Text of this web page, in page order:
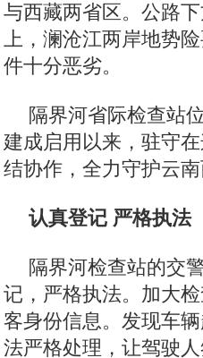
与西藏两省区。公路
上，澜沧江两岸地势
件十分恶劣。
隔界河省际检查站
建成启用以来，驻守
结协作，全力守护云
认真登记 严格执法
隔界河检查站的交
记，严格执法。加大
客身份信息。发现车
法严格处理，让驾驶